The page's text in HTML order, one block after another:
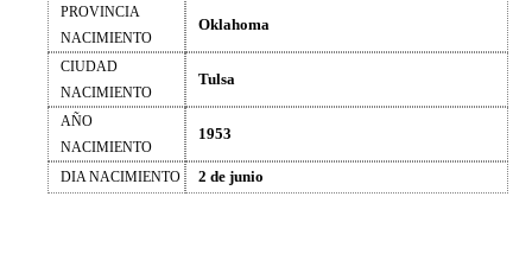
PROVINCIA
NACIMIENTO
Oklahoma
CIUDAD
NACIMIENTO
Tulsa
AÑO
NACIMIENTO
1953
DIA NACIMIENTO 2 de junio